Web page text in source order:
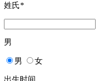
姓氏*
男
男 女